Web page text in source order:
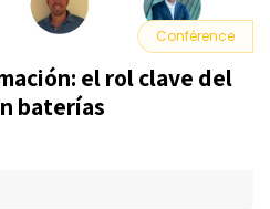
el rol clave del
baterías
Conférence